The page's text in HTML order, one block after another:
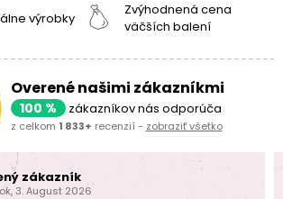
výrobky
Zvýhodnená cena
väčších balení
Overené našimi zákazníkmi
100 % zákazníkov nás odporúča
z celkom 1 833+ recenzií - zobraziť všetko
zákazník
3. August 2026